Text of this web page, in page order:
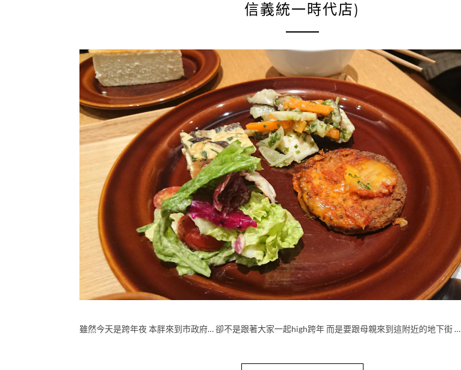
信義統一時代店)
雖然今天是跨年夜 本胖來到市政府… 卻不是跟著大家一起high跨年 而是要跟母親來到這附近的地下街 …